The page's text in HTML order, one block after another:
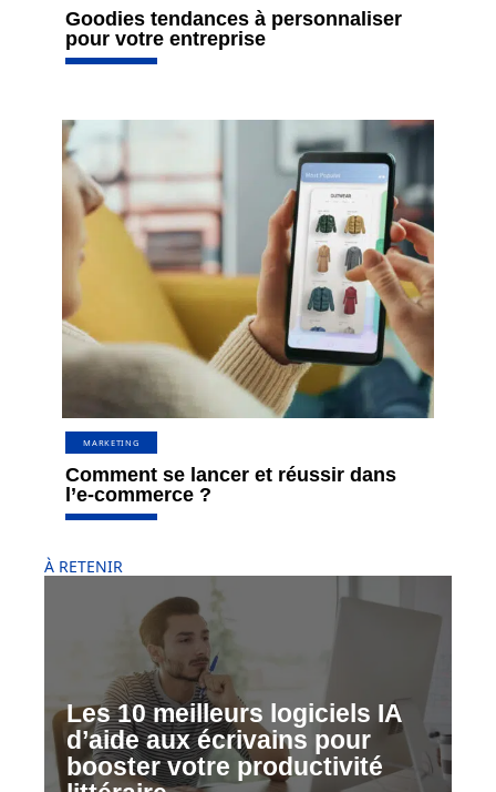
Goodies tendances à personnaliser
pour votre entreprise
MARKETING
Comment se lancer et réussir dans
l’e-commerce ?
À RETENIR
Les 10 meilleurs logiciels IA
d’aide aux écrivains pour
booster votre productivité